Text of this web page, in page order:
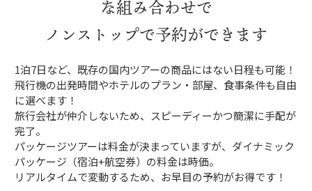
な組み合わせで
ノンストップで予約ができます
1泊7日など、既存の国内ツアーの商品にはない日程も可能！
飛行機の出発時間やホテルのプラン・部屋、食事条件も自由
に選べます！
旅行会社が仲介しないため、スピーディーかつ簡潔に手配が
完了。
パッケージツアーは料金が決まっていますが、ダイナミック
パッケージ（宿泊+航空券）の料金は時価。
リアルタイムで変動するため、お早目の予約がお得です！